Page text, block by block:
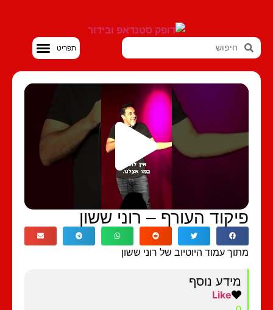
העורף – רוני ששון
עמוד היוטיוב של רוני ששון
מידע נוסף